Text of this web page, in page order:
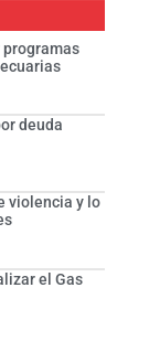
programas
deuda
violencia y lo
el Gas